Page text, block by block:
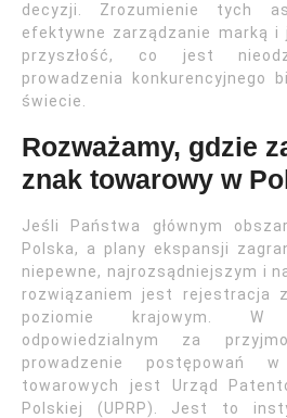
decyzji. Zrozumienie tych
efektywne zarządzanie marką i
przyszłość, co jest
prowadzenia konkurencyjnego
świecie.
Rozważamy, gdzie
znak towarowy w
Jeśli Państwa głównym
Polska, a plany ekspansji
niepewne, najrozsądniejszym i
rozwiązaniem jest rejestracja
poziomie krajowym. W
odpowiedzialnym za
prowadzenie postępowań
towarowych jest Urząd
Polskiej (UPRP). Jest to